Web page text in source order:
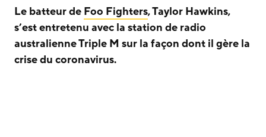
Le batteur de Foo Fighters, Taylor Hawkins,
s’est entretenu avec la station de radio
australienne Triple M sur la façon dont il gère la
crise du coronavirus.